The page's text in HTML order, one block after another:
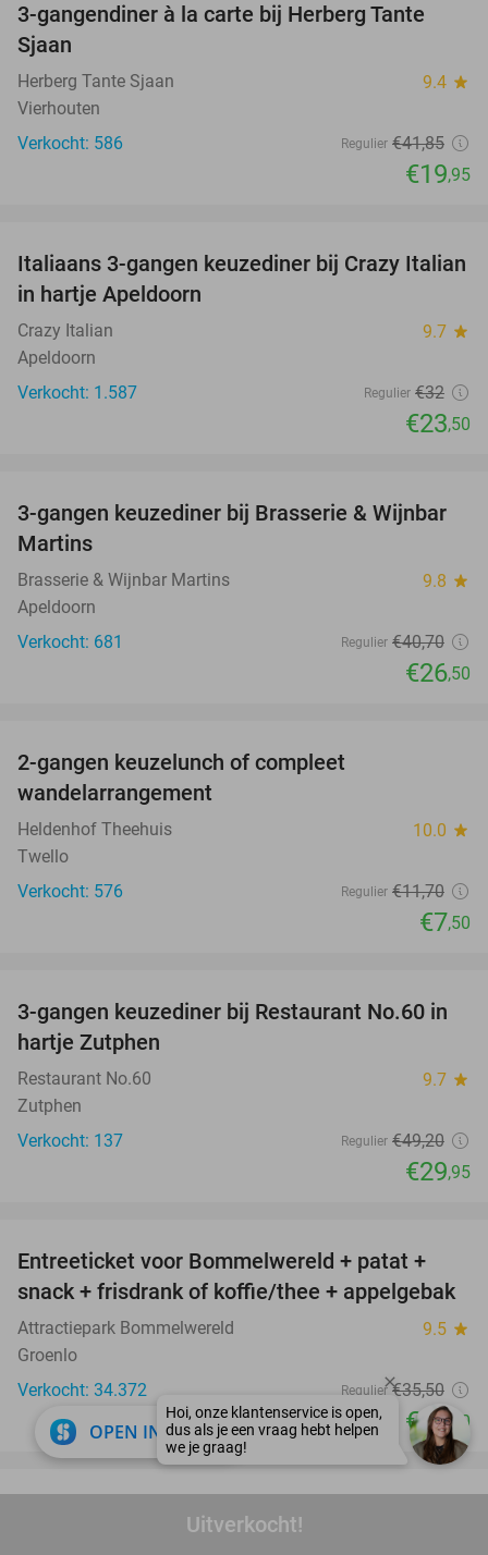
Uitverkocht!
52%
3-gangendiner à la carte bij Herberg Tante
Sjaan
Herberg Tante Sjaan 9.4 star
Vierhouten
Verkocht: 586
Regulier €41,85
€19,95
27%
Italiaans 3-gangen keuzediner bij Crazy Italian
in hartje Apeldoorn
Crazy Italian 9.7 star
Apeldoorn
Verkocht: 1.587
Regulier €32
€23,50
35%
3-gangen keuzediner bij Brasserie & Wijnbar
Martins
Brasserie & Wijnbar Martins 9.8 star
Apeldoorn
Verkocht: 681
Regulier €40,70
€26,50
2-gangen keuzelunch of compleet
wandelarrangement
Heldenhof Theehuis 10.0 star
Twello
Verkocht: 576
Regulier €11,70
€7,50
39%
3-gangen keuzediner bij Restaurant No.60 in
hartje Zutphen
Restaurant No.60 9.7 star
Zutphen
Verkocht: 137
Regulier €49,20
€29,95
23%
Entreeticket voor Bommelwereld + patat +
snack + frisdrank of koffie/thee + appelgebak
Attractiepark Bommelwereld 9.5 star
Groenlo
Verkocht: 34.372
Regulier €35,50
€27,50
favorite_border
Entree voor Ouwehands Dierenpark Rhenen
OPEN IN APP close